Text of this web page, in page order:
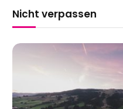
Nicht verpassen